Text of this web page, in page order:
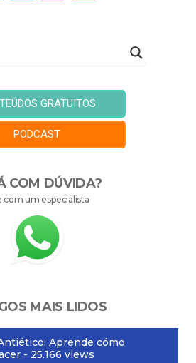
GRATUITOS
PODCAST
COM DÚVIDA?
com um especialista
MAIS LIDOS
Aprende cómo
- 25.166 views